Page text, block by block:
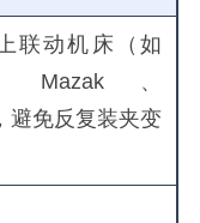
联动机床（如
Mazak、
避免反复装夹变